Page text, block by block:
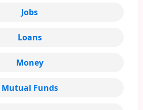
Jobs
Loans
Money
Mutual Funds